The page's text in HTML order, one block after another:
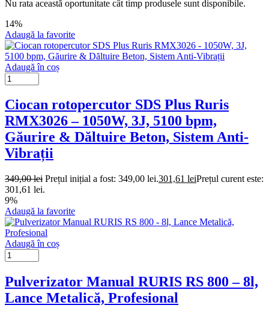
Nu rata această oportunitate cât timp produsele sunt disponibile.
14%
Adaugă la favorite
Adaugă în coș
Ciocan rotopercutor SDS Plus Ruris
RMX3026 – 1050W, 3J, 5100 bpm,
Găurire & Dăltuire Beton, Sistem Anti-
Vibrații
349,00lei Prețul inițial a fost: 349,00 lei.301,61 leiPrețul curent este:
301,61 lei.
9%
Adaugă la favorite
Adaugă în coș
Pulverizator Manual RURIS RS 800 – 8l,
Lance Metalică, Profesional